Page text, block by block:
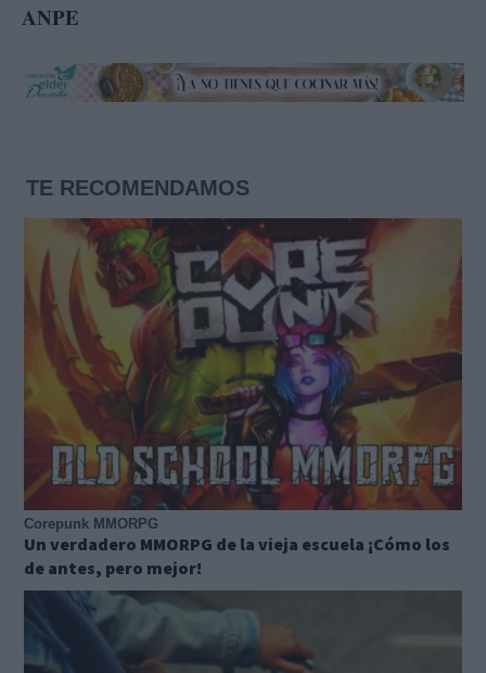
ANPE
TE RECOMENDAMOS
Corepunk MMORPG
Un verdadero MMORPG de la vieja escuela ¡Cómo los
de antes, pero mejor!